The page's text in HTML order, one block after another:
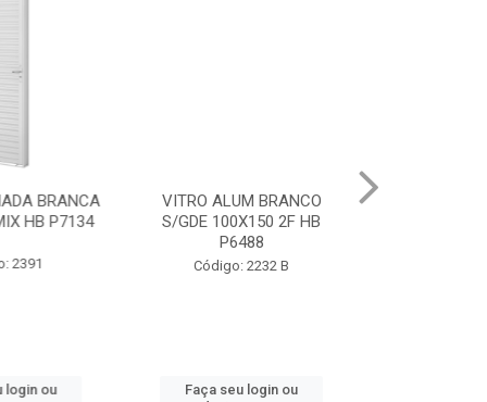
BRANCO
2F HB
2232 B
login ou
PORTA MOGNO BAT. FERRO
ACO ARTE 85X2,15 D 5449
Código: 2309
Faça seu login ou